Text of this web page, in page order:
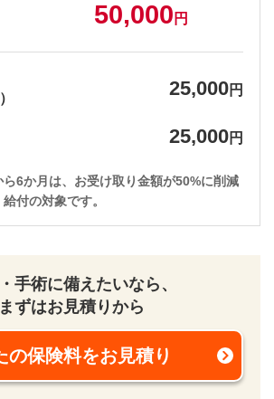
50,000 円
25,000円
25,000円
6か月は、お受け取り金額が50%に削減
付の対象です。
手術に備えたいなら、
まずはお見積りから
の保険料をお見積り
新規ウィンドウを開きま